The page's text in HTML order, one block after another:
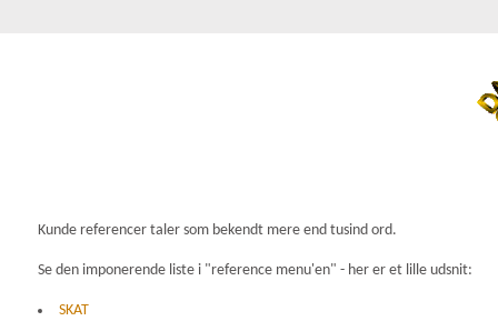
Kunde referencer taler som bekendt mere end tusind ord.
Se den imponerende liste i "reference menu'en" - her er et lille udsnit:
SKAT